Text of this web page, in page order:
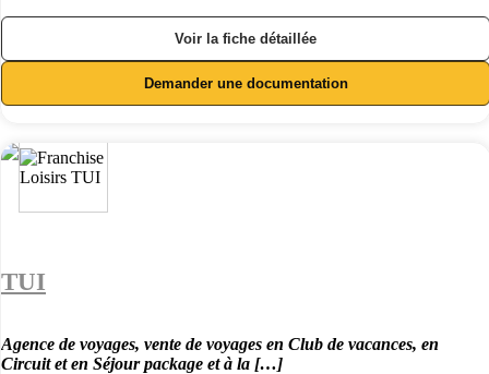
Voir la fiche détaillée
Demander une documentation
TUI
Agence de voyages, vente de voyages en Club de vacances, en
Circuit et en Séjour package et à la […]